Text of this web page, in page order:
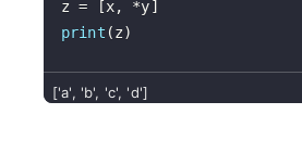
z = [x, *y]
print (z)